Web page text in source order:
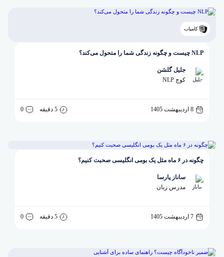
کامیاب
NLP چیست و چگونه زندگی شما را متحول می‌کند؟
جلیل گلشن
کوچ NLP
8 اردیبهشت 1405 5 دقیقه 0
چگونه در ۶ ماه مثل یک بومی انگلیسی صحبت کنیم؟
ساناز پارسا
مدرس زبان
7 اردیبهشت 1405 5 دقیقه 0